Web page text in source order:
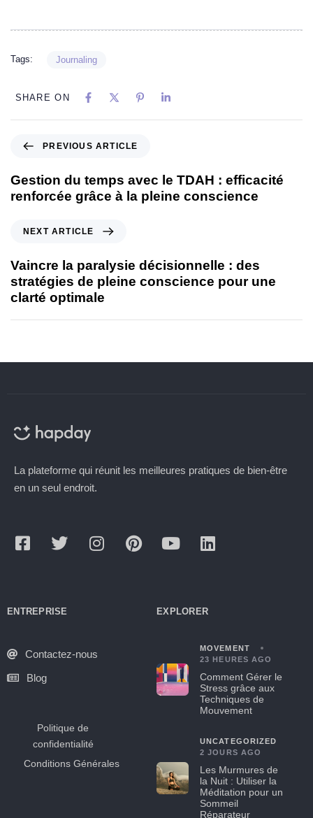
Tags: Journaling
SHARE ON
PREVIOUS ARTICLE
Gestion du temps avec le TDAH : efficacité
renforcée grâce à la pleine conscience
NEXT ARTICLE
Vaincre la paralysie décisionnelle : des
stratégies de pleine conscience pour une
clarté optimale
La plateforme qui réunit les meilleures pratiques de bien-être
en un seul endroit.
ENTREPRISE
Contactez-nous
Blog
Politique de
confidentialité
Conditions Générales
EXPLORER
MOVEMENT
23 HEURES AGO
Comment Gérer le
Stress grâce aux
Techniques de
Mouvement
UNCATEGORIZED
2 JOURS AGO
Les Murmures de
la Nuit : Utiliser la
Méditation pour un
Sommeil
Réparateur